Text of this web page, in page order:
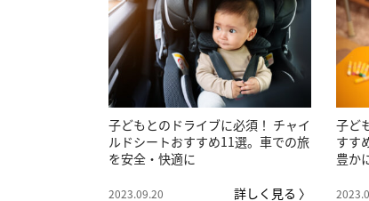
子どもとのドライブに必須！ チャイ
ルドシートおすすめ11選。車での旅
を安全・快適に
2023.09.20 詳しく見る 〉
子ど
すす
豊か